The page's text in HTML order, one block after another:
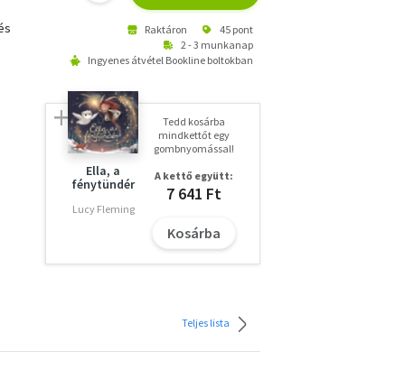
Raktáron
45 pont
2 - 3 munkanap
Ingyenes átvétel Bookline boltokban
Ella, a
fénytündér
Lucy Fleming
Tedd kosárba
mindkettőt egy
gombnyomással!
A kettő együtt:
7 641 Ft
Kosárba
Teljes lista